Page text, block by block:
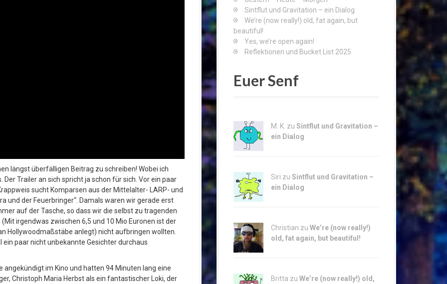
längst überfälligen Beitrag zu schreiben! Wobei ich
Trailer an sich spricht ja schon für sich. Vor ein paar
sucht Komparsen aus der Mittelalter- LARP- und
und der Feuerbringer“. Damals waren wir gerade erst
auf der Tasche, so dass wir die selbst zu tragenden
irgendwas zwischen 6,5 und 10 Mio Euronen ist der
Hollywoodmaßstäbe anlegt) nicht aufbringen wollten.
paar nicht unbekannte Gesichter durchaus
im Kino und hatten 94 Minuten lang eine
Christoph Maria Herbst als ein fantastischer Loki, der
Sintflut und Gravitation – ein Dialog
We’re (now really!) old, fat again, but
beautiful!
Yes, we’re open again!
Reflektionen und Bucket List 2025
Euer Senf
M. K. zu Sintflut und Gravitation –
ein Dialog
Siri zu Sintflut und Gravitation –
ein Dialog
Christian zu We’re (now really!)
old, fat again, but beautiful!
Britta zu We’re (now really!) old,